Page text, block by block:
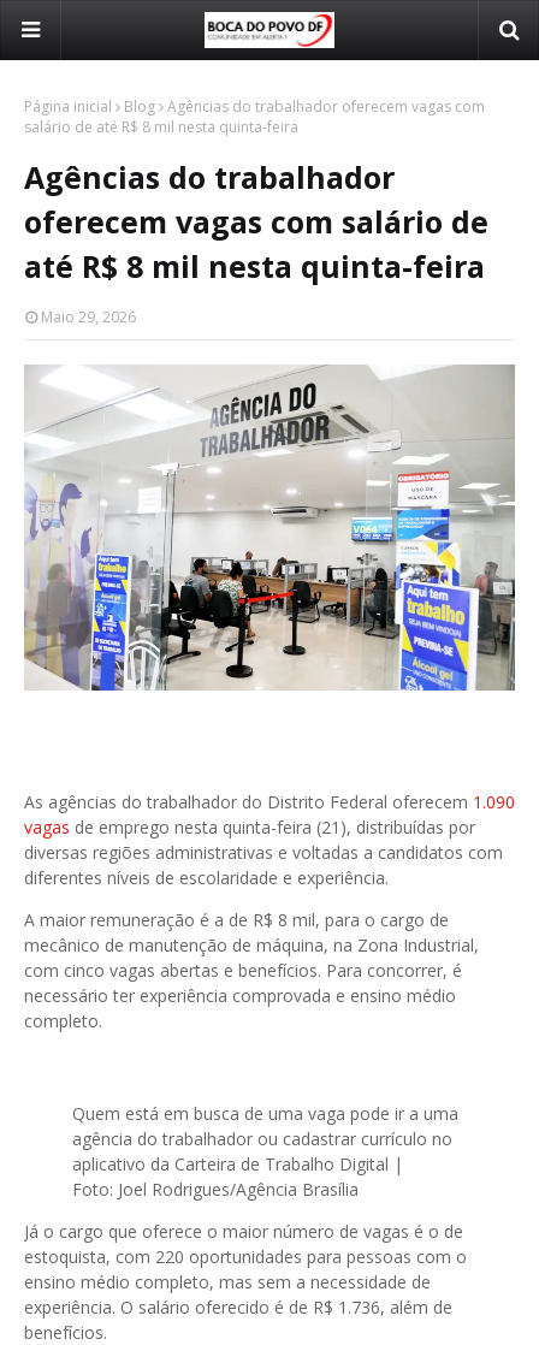
Página inicial Blog Agências do trabalhador oferecem vagas com
salário de até R$ 8 mil nesta quinta-feira
Agências do trabalhador
oferecem vagas com salário de
até R$ 8 mil nesta quinta-feira
Maio 29, 2026
As agências do trabalhador do Distrito Federal oferecem 1.090
vagas de emprego nesta quinta-feira (21), distribuídas por
diversas regiões administrativas e voltadas a candidatos com
diferentes níveis de escolaridade e experiência.
A maior remuneração é a de R$ 8 mil, para o cargo de
mecânico de manutenção de máquina, na Zona Industrial,
com cinco vagas abertas e benefícios. Para concorrer, é
necessário ter experiência comprovada e ensino médio
completo.
Quem está em busca de uma vaga pode ir a uma
agência do trabalhador ou cadastrar currículo no
aplicativo da Carteira de Trabalho Digital |
Foto: Joel Rodrigues/Agência Brasília
Já o cargo que oferece o maior número de vagas é o de
estoquista, com 220 oportunidades para pessoas com o
ensino médio completo, mas sem a necessidade de
experiência. O salário oferecido é de R$ 1.736, além de
benefícios.